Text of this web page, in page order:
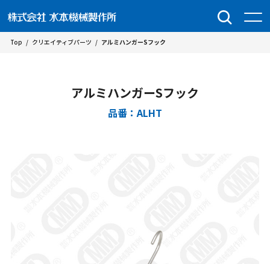
Top / クリエイティブパーツ / アルミハンガーSフック
アルミハンガーSフック
品番：ALHT